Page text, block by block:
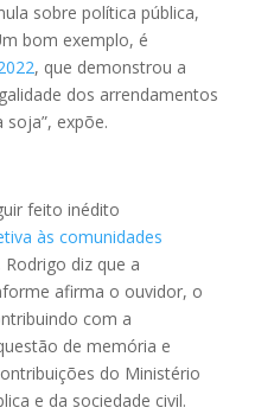
sobre política pública,
bom exemplo, é
, que demonstrou a
dos arrendamentos
soja”, expõe.
feito inédito
às comunidades
Rodrigo diz que a
afirma o ouvidor, o
com a
de memória e
do Ministério
e da sociedade civil.